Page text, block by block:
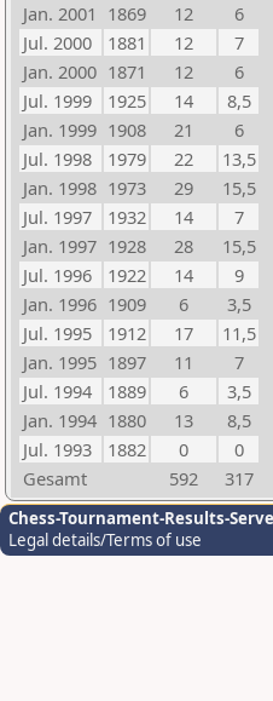
Jan. 2001 1869 12
6
Jul. 2000
1881 12
7
Jan. 2000 1871 12
6
Jul. 1999
1925 14
8,5
Jan. 1999 1908 21
6
Jul. 1998
1979 22
13,5
Jan. 1998 1973 29
15,5
Jul. 1997
1932 14
7
Jan. 1997 1928 28
15,5
Jul. 1996
1922 14
9
Jan. 1996 1909 6
3,5
Jul. 1995
1912 17
11,5
Jan. 1995 1897 11
7
Jul. 1994
1889 6
3,5
Jan. 1994 1880 13
8,5
Jul. 1993
1882 0
0
Gesamt
592 317
Chess-Tournament-Results-
Legal details/Terms of use